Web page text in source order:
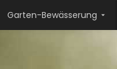
Garten-Bewässerung